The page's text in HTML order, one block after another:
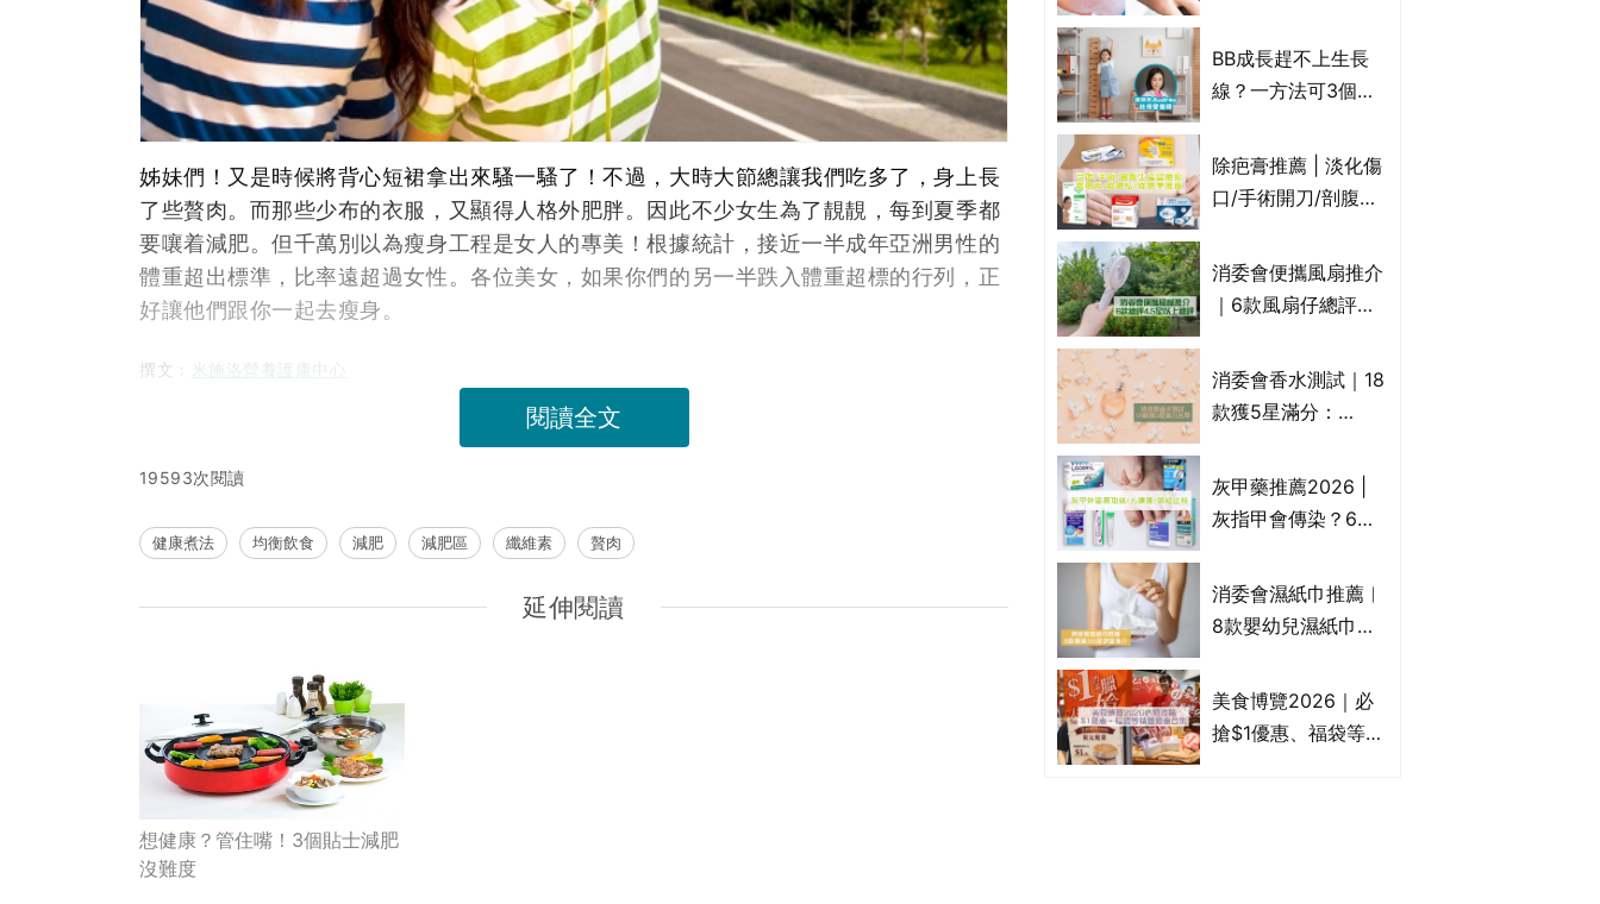
姊妹們！又是時候將背心短裙拿出來騷一騷了！不過，大時大節總讓我們吃多了，身上長
了些贅肉。而那些少布的衣服，又顯得人格外肥胖。因此不少女生為了靚靚，每到夏季都
要嚷着減肥。但千萬別以為瘦身工程是女人的專美！根據統計，接近一半成年亞洲男性的
體重超出標準，比率遠超過女性。各位美女，如果你們的另一半跌入體重超標的行列，正
好讓他們跟你一起去瘦身。
撰文﹕ 米施洛營養護康中心
閱讀全文
19593次閱讀
健康煮法 均衡飲食 減肥 減肥區 纖維素 贅肉
延伸閱讀
想健康？管住嘴！3個貼士減肥
沒難度
膏/濕疹膏 嬰兒BB濕
疹皮膚適用！紓緩防
一覽)
BB成長趕不上生長
線？一方法可3個月
懂得把握1歲起「長
高黃金期」
除疤膏推薦 | 淡化傷
口/手術開刀/剖腹生
藥膏/除疤筆/除疤貼
比較（消委會教揀選
消委會便攜風扇推介
｜6款風扇仔總評達
品 MUJI、
Francfranc、
消委會香水測試｜18
款獲5星滿分：
ARMANI、Marks &
Spencer、CHANEL
灰甲藥推薦2026 |
灰指甲會傳染？6款
膏/抗甲癬油劑的功
效/價格比較：羅霉
消委會濕紙巾推薦︱
8款嬰幼兒濕紙巾獲
屈臣氏watsons、強
生Johnson's等｜測
美食博覽2026｜必
搶$1優惠、福袋等精